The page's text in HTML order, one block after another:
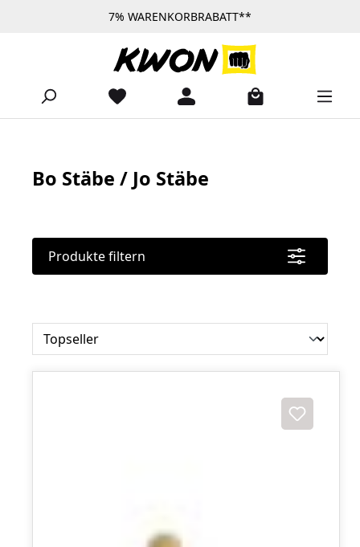
Zum Hauptinhalt springen7% WARENKORBRABATT**
Bo Stäbe / Jo Stäbe
Produkte filtern